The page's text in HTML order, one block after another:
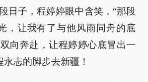
日子，程婷婷眼中含笑，“那段
，让我有了与他风雨同舟的底
向奔赴，让程婷婷心底冒出一
志的脚步去新疆！